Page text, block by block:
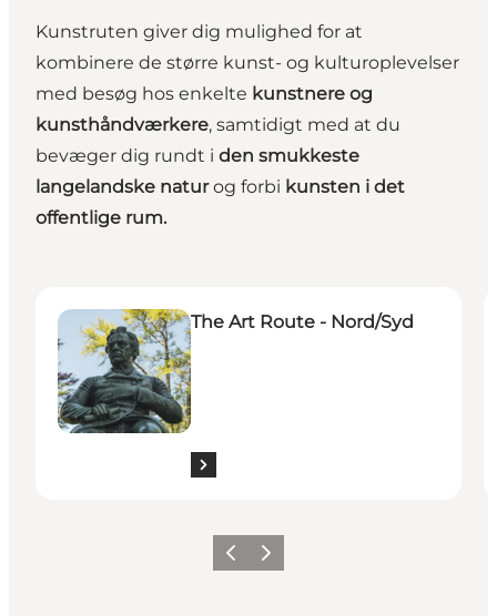
Kunstruten giver dig mulighed for at
kombinere de større kunst- og kulturoplevelser
med besøg hos enkelte kunstnere og
kunsthåndværkere, samtidigt med at du
bevæger dig rundt i den smukkeste
langelandske naturog forbi kunsten i det
offentlige rum.
The Art Route - Nord/Syd
Previous
Next